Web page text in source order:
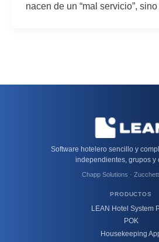
nacen de un “mal servicio”,
Software hotelero sencillo y
independientes, grupos y
Chapp Solutions ·
PRODUCTOS
LEAN Hotel System
POK
Housekeeping